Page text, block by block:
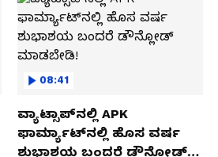
08:41
ವ್ಯಾಟ್ಸಾಪ್‌ನಲ್ಲಿ APK
ಫಾರ್ಮ್ಯಾಟ್‌ನಲ್ಲಿ ಹೊಸ ವರ್ಷ
ಶುಭಾಶಯ ಬಂದರೆ ಡೌನ್ಲೋಡ್